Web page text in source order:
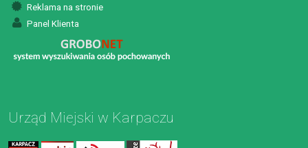
Reklama na stronie
Panel Klienta
Urząd Miejski w Karpaczu